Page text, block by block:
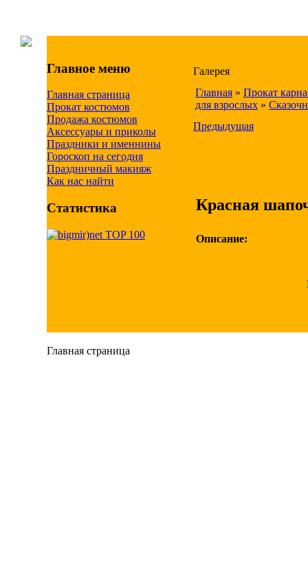
Главное меню
Главная страница
Прокат костюмов
Продажа костюмов
Аксессуары и приколы
Праздники и именнины
Гороскоп на сегодня
Праздничный макияж
Как нас найти
Статистика
Галерея
Главная » Прокат
для взрослых »
Предыдущая
Красная
Описание:
Главная страница